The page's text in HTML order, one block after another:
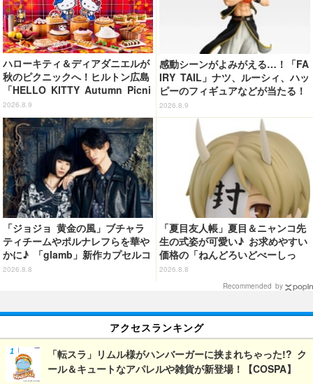
ハローキティ＆ディアダニエルが
秋のピクニックへ！ヒルトン広島
「HELLO KITTY Autumn Picni
c」開催 全27種のスイーツ＆セ
イボリーが登場
2026.8.9
感動シーンがよみがえる…！「FA
IRY TAIL」ナツ、ルーシィ、ハッ
ピーのフィギュアなどが当たる！
20周年記念の一番くじ登場
2026.8.9
「ジョジョ 黄金の風」ブチャラ
ティチームやポルナレフらを華や
かに♪ 「glamb」新作カプセルコ
レクション登場
2026.8.8
「夏目友人帳」夏目＆ニャンコ先
生の式姿が可愛い♪ お求めやすい
価格の「ねんどろいどべーしっ
く」から登場！ ちんまい二人が
並んだ姿にキュン☆
2026.8.8
Recommended by
アクセスランキング
「転スラ」リムル様がハンバーガーに挟まれちゃった!? ク
ール＆キュートなアパレルや雑貨が新登場！【COSPA】